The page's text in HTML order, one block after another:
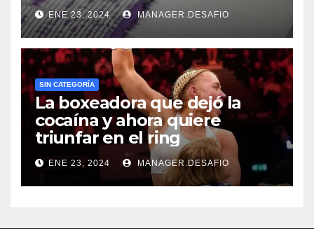
ENE 23, 2024 MANAGER.DESAFIO
SIN CATEGORÍA
La boxeadora que dejó la
cocaína y ahora quiere
triunfar en el ring​
ENE 23, 2024 MANAGER.DESAFIO